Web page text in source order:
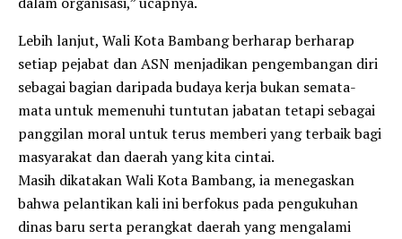
Lebih lanjut, Wali Kota Bambang berharap berharap
setiap pejabat dan ASN menjadikan pengembangan diri
sebagai bagian daripada budaya kerja bukan semata-
mata untuk memenuhi tuntutan jabatan tetapi sebagai
panggilan moral untuk terus memberi yang terbaik bagi
masyarakat dan daerah yang kita cintai.
Masih dikatakan Wali Kota Bambang, ia menegaskan
bahwa pelantikan kali ini berfokus pada pengukuhan
dinas baru serta perangkat daerah yang mengalami